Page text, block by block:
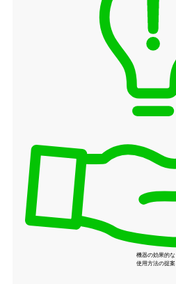
機器の効果的な
使用方法の提案